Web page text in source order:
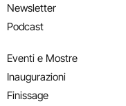
Newsletter
Podcast
Eventi e Mostre
Inaugurazioni
Finissage